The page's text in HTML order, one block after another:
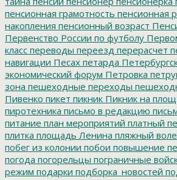
пенсионная грамотность пенсионная
накопления пенсионный возраст
Первенство России по футболу
класс переводы переезд перерасчет
навигации Песах петарда
экономический форум Петровка
зона пешеходные переходы
Пивенко пикет пикник Пикник на
пиротехника письмо в редакцию
питание план мероприятий платный
плитка площадь Ленина пляжный
побег из колонии побои повышение
погода погорельцы пограничные
режим подарки подборка_новостей